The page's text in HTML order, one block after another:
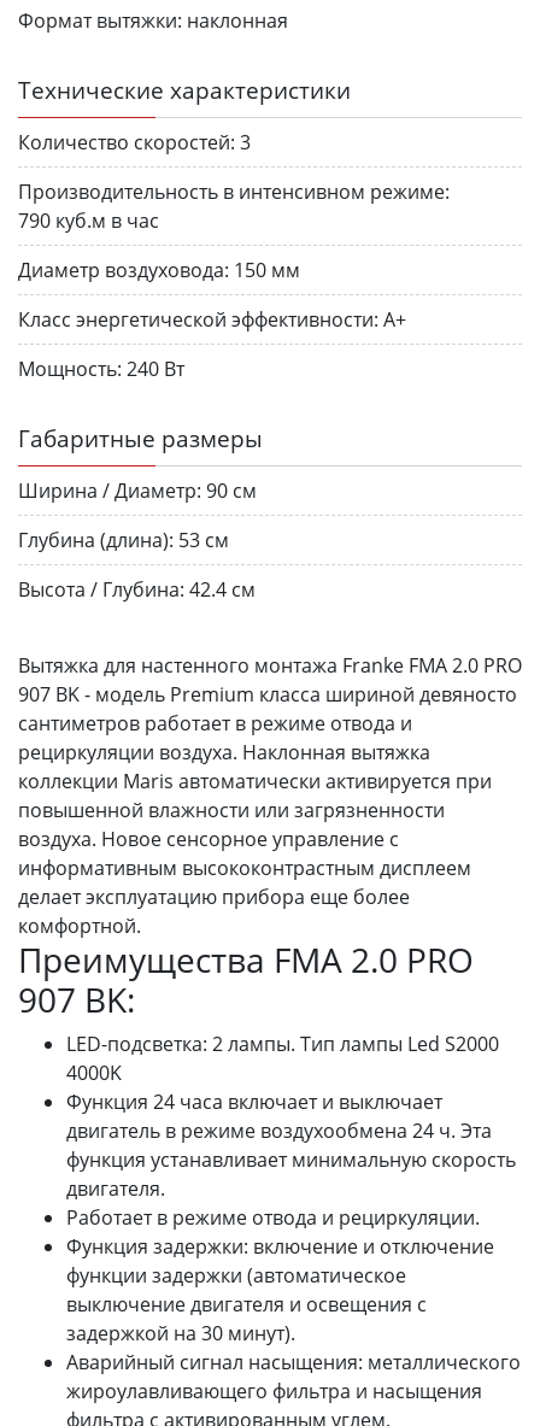
Формат вытяжки: наклонная
Технические характеристики
Количество скоростей: 3
Производительность в интенсивном режиме:
790 куб.м в час
Диаметр воздуховода: 150 мм
Класс энергетической эффективности: A+
Мощность: 240 Вт
Габаритные размеры
Ширина / Диаметр: 90 см
Глубина (длина): 53 см
Высота / Глубина: 42.4 см
Вытяжка для настенного монтажа Franke FMA 2.0 PRO
907 BK - модель Premium класса шириной девяносто
сантиметров работает в режиме отвода и
рециркуляции воздуха. Наклонная вытяжка
коллекции Maris автоматически активируется при
повышенной влажности или загрязненности
воздуха. Новое сенсорное управление с
информативным высококонтрастным дисплеем
делает эксплуатацию прибора еще более
комфортной.
Преимущества FMA 2.0 PRO
907 BK:
LED-подсветка: 2 лампы. Тип лампы Led S2000
4000K
Функция 24 часа включает и выключает
двигатель в режиме воздухообмена 24 ч. Эта
функция устанавливает минимальную скорость
двигателя.
Работает в режиме отвода и рециркуляции.
Функция задержки: включение и отключение
функции задержки (автоматическое
выключение двигателя и освещения с
задержкой на 30 минут).
Аварийный сигнал насыщения: металлического
жироулавливающего фильтра и насыщения
фильтра с активированным углем.